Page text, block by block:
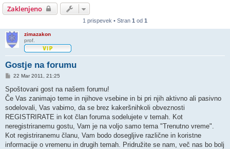
Zaklenjeno
1 prispevek • Stran 1 od 1
zimazakon
prof.
Gostje na forumu
O
g
v
o
22 Mar 2011, 21:25
Spoštovani gost na našem forumu!
Če Vas zanimajo teme in njihove vsebine in bi pri njih aktivno ali pasivno
sodelovali, Vas vabimo, da se brez kakeršnihkoli obveznosti
REGISTRIRATE in kot član foruma sodelujete v temah. Kot
neregistriranemu gostu, Vam je na voljo samo tema "Trenutno vreme".
Kot registriranemu članu, Vam bodo dosegljive različne in koristne
informacije o vremenu in drugih temah. Pridružite se nam, več nas bo bolj